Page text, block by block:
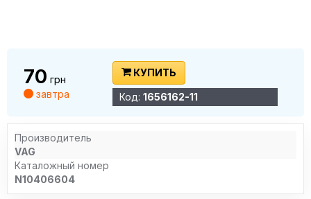
70 грн
завтра
КУПИТЬ
Код: 1656162-11
Производитель
VAG
Каталожный номер
N10406604